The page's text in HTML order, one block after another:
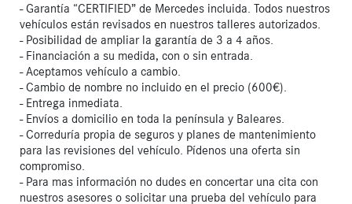
- Garantía “CERTIFIED” de Mercedes incluida. Todos nuestros
vehículos están revisados en nuestros talleres autorizados.
- Posibilidad de ampliar la garantía de 3 a 4 años.
- Financiación a su medida, con o sin entrada.
- Aceptamos vehículo a cambio.
- Cambio de nombre no incluido en el precio (600€).
- Entrega inmediata.
- Envíos a domicilio en toda la península y Baleares.
- Correduría propia de seguros y planes de mantenimiento
para las revisiones del vehículo. Pídenos una oferta sin
compromiso.
- Para mas información no dudes en concertar una cita con
nuestros asesores o solicitar una prueba del vehículo para